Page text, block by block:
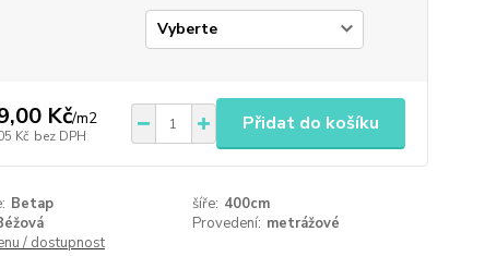
Kč/m2
Kč bez DPH
Přidat do košíku
Betap šíře: 400cm
Provedení: metrážové
/ dostupnost